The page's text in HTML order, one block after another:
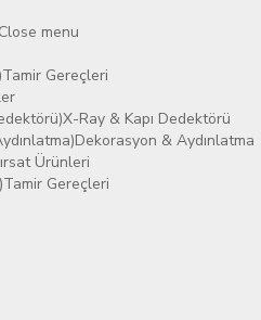
Close menu
Tamir Gereçleri
X-Ray & Kapı Dedektörü
Dekorasyon & Aydınlatma
Ürünleri
Tamir Gereçleri